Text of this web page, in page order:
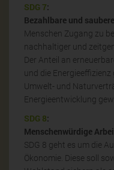
SDG 7:
Bezahlbare und
Menschen Zugang zu
nachhaltiger und
Der Anteil an
und die
Umwelt- und
Energieentwicklung
SDG 8:
Menschenwürdige
SDG 8 geht es um die
Ökonomie. Diese soll